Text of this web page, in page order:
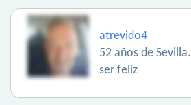
atrevido4
52 años de Sevilla.
ser feliz